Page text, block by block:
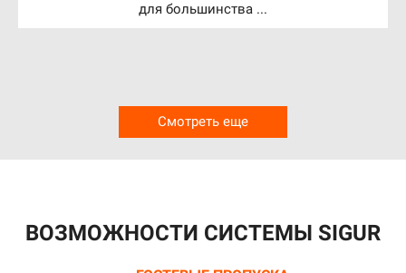
для большинства ...
Смотреть еще
ВОЗМОЖНОСТИ СИСТЕМЫ SIGUR